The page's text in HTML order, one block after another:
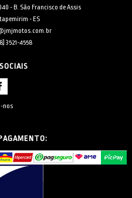
- B. São Francisco de Assis
- ES
3521-4558
nos